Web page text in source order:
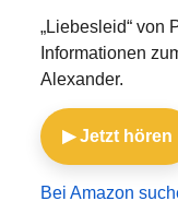
„Liebesleid“ von
Informationen
Alexander.
▶ Jetzt hören
Bei Amazon